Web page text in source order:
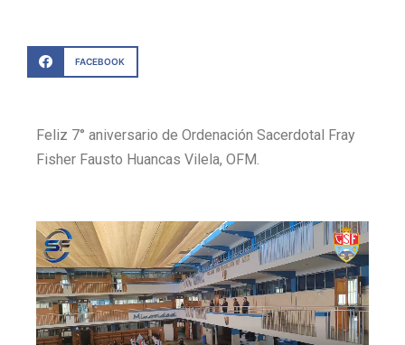
FACEBOOK
Feliz 7° aniversario de Ordenación Sacerdotal Fray
Fisher Fausto Huancas Vilela, OFM.